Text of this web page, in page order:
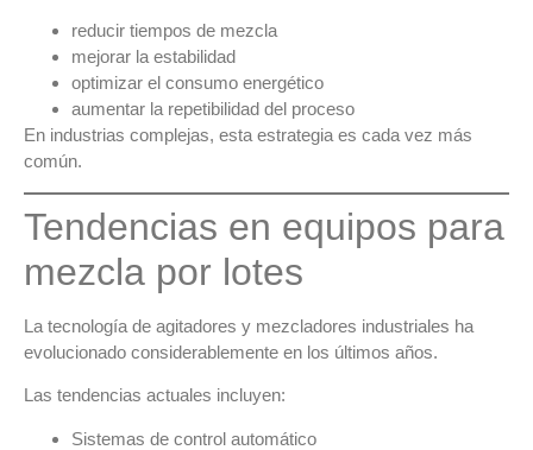
reducir tiempos de mezcla
mejorar la estabilidad
optimizar el consumo energético
aumentar la repetibilidad del proceso
En industrias complejas, esta estrategia es cada vez más
común.
Tendencias en equipos para
mezcla por lotes
La tecnología de agitadores y mezcladores industriales ha
evolucionado considerablemente en los últimos años.
Las tendencias actuales incluyen:
Sistemas de control automático